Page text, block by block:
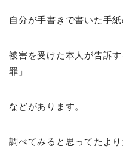
自分が手書きで書いた手紙
被害を受けた本人が告訴
罪」
などがあります。
調べてみると思ってたよ